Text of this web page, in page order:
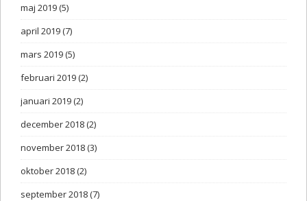
maj 2019(5)
april 2019(7)
mars 2019(5)
februari 2019(2)
januari 2019(2)
december 2018(2)
november 2018(3)
oktober 2018(2)
september 2018(7)